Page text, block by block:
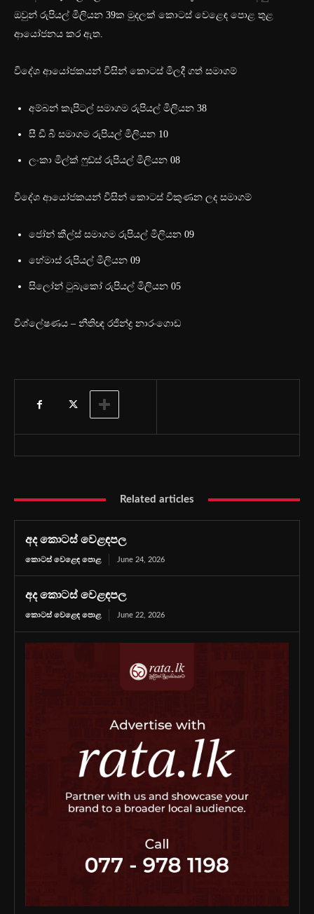
ඔවුන් රුපියල් මිලියන 39ක මුදලක් කොටස් වෙළෙඳ පොළ තුළ
ආයෝජනය කර ඇත.
විදේශ ආයෝජකයන් විසින් කොටස් මිලදී ගත් සමාගම්
අම්බන් කැපිටල් සමාගම රුපියල් මිලියන 38
සී ඩී බී සමාගම රුපියල් මිලියන 10
ලංකා මිල්ක් ෆුඩ්ස් රුපියල් මිලියන 08
විදේශ ආයෝජකයන් විසින් කොටස් විකුණන ලද සමාගම්
ජෝන් කීල්ස් සමාගම රුපියල් මිලියන 09
හේමාස් රුපියල් මිලියන 09
සිලෝන් ටුබැකෝ රුපියල් මිලියන 05
විශ්ලේෂණය – නීතිඥ රජින්ද්‍ර නාරංගොඩ
Related articles
අද කොටස් වෙළඳපල
කොටස් වෙළෙඳ පොළ June 24, 2026
අද කොටස් වෙළඳපල
කොටස් වෙළෙඳ පොළ June 22, 2026